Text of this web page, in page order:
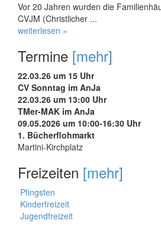
Vor 20 Jahren wurden die
CVJM (Christlicher ...
weiterlesen »
Termine [mehr]
22.03.26 um 15 Uhr
CV Sonntag im AnJa
22.03.26 um 13:00 Uhr
TMer-MAK im AnJa
09.05.2026 um 10:00-16:30 Uhr
1. Bücherflohmarkt
Martini-Kirchplatz
Freizeiten [mehr]
Pfingsten
Kinderfreizeit
Jugendfreizeit